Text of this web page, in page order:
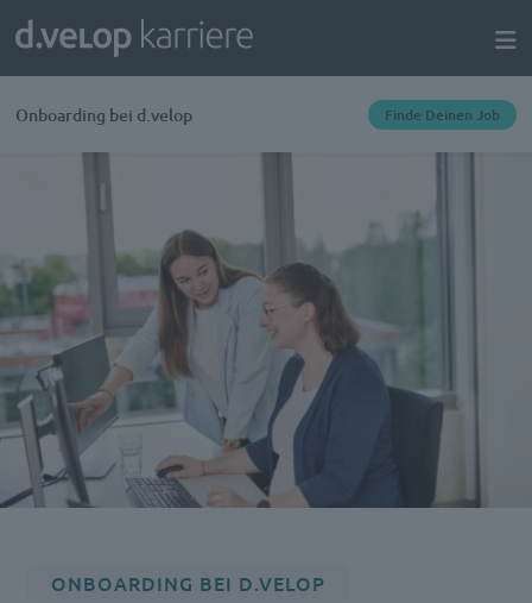
Onboarding bei d.velop Finde Deinen Job
ONBOARDING BEI D.VELOP